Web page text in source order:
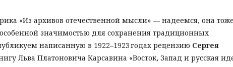
«Из архивов отечественной мысли» — надеемся, она тоже
значимостью для сохранения традиционных
написанную в 1922–1923 годах рецензию Сергея
Льва Платоновича Карсавина «Восток, Запад и русская